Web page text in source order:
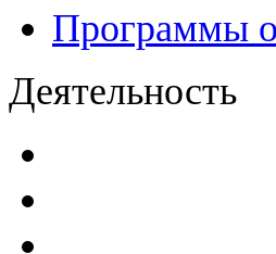
Программы
Деятельность